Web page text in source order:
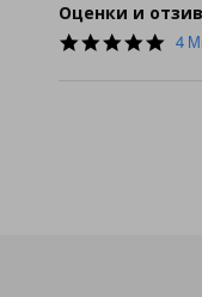
Оценки и
5.0
4